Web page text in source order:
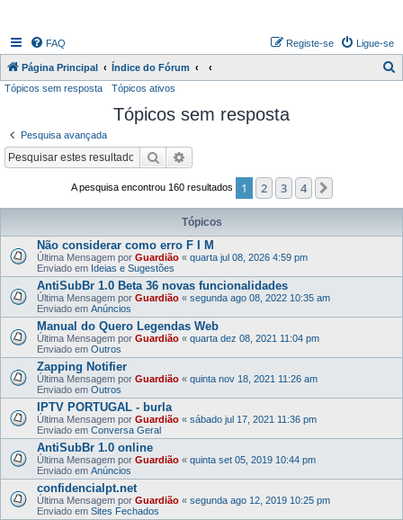
FAQ Ligue-se
Registe-se
Página Principal Índice do Fórum
r
Tópicos sem resposta Tópicos ativos
Tópicos sem resposta
Pesquisa avançada
Pesquisar
A pesquisa encontrou 160 resultados 1 2 3 4
Tópicos
Não considerar como erro F I M
Última Mensagem por Guardião « quarta jul 08, 2026 4:59 pm
Enviado em Ideias e Sugestões
AntiSubBr 1.0 Beta 36 novas funcionalidades
Última Mensagem por Guardião « segunda ago 08, 2022 10:35 am
Enviado em Anúncios
Manual do Quero Legendas Web
Última Mensagem por Guardião « quarta dez 08, 2021 11:04 pm
Enviado em Outros
Zapping Notifier
Última Mensagem por Guardião « quinta nov 18, 2021 11:26 am
Enviado em Outros
IPTV PORTUGAL - burla
Última Mensagem por Guardião « sábado jul 17, 2021 11:36 pm
Enviado em Conversa Geral
AntiSubBr 1.0 online
Última Mensagem por Guardião « quinta set 05, 2019 10:44 pm
Enviado em Anúncios
confidencialpt.net
Última Mensagem por Guardião « segunda ago 12, 2019 10:25 pm
Enviado em Sites Fechados